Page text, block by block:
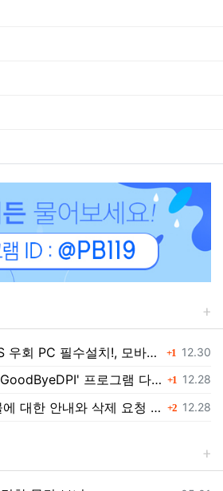
등록일
12.30
PC 필수설치!, 모바일 최강속도 1댓글
등록일
12.28
프로그램 다운로드<< 1댓글
등록일
12.28
대한 안내와 삭제 요청 공지 2댓글